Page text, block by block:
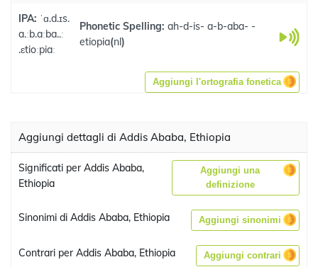
IPA: ˈɑ.d.ɪs.
a.ːb.aːba..ː
.ɛtioːpiaː
Phonetic Spelling: ah-d-is- a-b-aba- -
etiopia(nl)
Aggiungi l'ortografia fonetica
Aggiungi dettagli di Addis Ababa, Ethiopia
Significati per Addis Ababa,
Ethiopia
Aggiungi una
definizione
Sinonimi di Addis Ababa, Ethiopia Aggiungi sinonimi
Contrari per Addis Ababa, Ethiopia Aggiungi contrari